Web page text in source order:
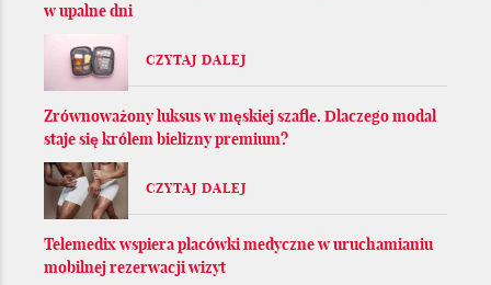
w upalne dni
CZYTAJ DALEJ
Zrównoważony luksus w męskiej szafie. Dlaczego modal
staje się królem bielizny premium?
CZYTAJ DALEJ
Telemedix wspiera placówki medyczne w uruchamianiu
mobilnej rezerwacji wizyt